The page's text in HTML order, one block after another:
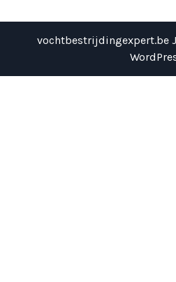
vochtbestrijdingexpert.be